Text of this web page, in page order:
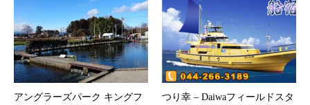
アングラーズパーク キングフ
つり幸 – Daiwaフィールドスタ